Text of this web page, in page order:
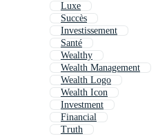
Luxe
Succès
Investissement
Santé
Wealthy
Wealth Management
Wealth Logo
Wealth Icon
Investment
Financial
Truth